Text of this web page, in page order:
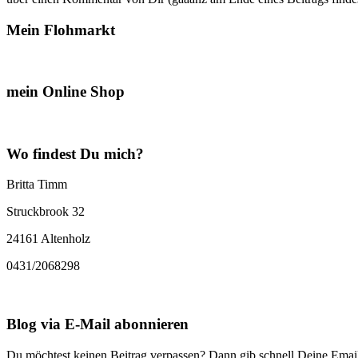
Mein Flohmarkt
mein Online Shop
Wo findest Du mich?
Britta Timm
Struckbrook 32
24161 Altenholz
0431/2068298
Blog via E-Mail abonnieren
Du möchtest keinen Beitrag verpassen? Dann gib schnell Deine